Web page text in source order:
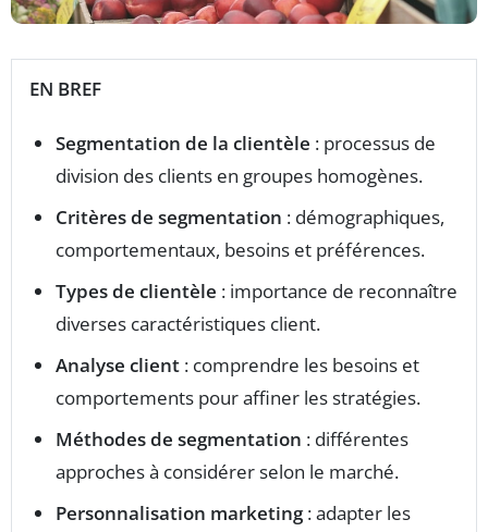
EN BREF
Segmentation de la clientèle : processus de
division des clients en groupes homogènes.
Critères de segmentation : démographiques,
comportementaux, besoins et préférences.
Types de clientèle : importance de reconnaître
diverses caractéristiques client.
Analyse client : comprendre les besoins et
comportements pour affiner les stratégies.
Méthodes de segmentation : différentes
approches à considérer selon le marché.
Personnalisation marketing: adapter les